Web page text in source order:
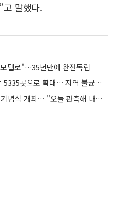
고 말했다.
델로"…35년만에 완전독립
기상청, 국가 기상관측망 5335곳으로 확대… 지역 불균형 해소
기상청, '세계기상의 날' 기념식 개최… "오늘 관측해 내일 보호"